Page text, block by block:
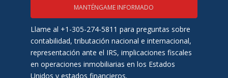
MANTÉNGAME INFORMADO
Llame al +1-305-274-5811 para preguntas sobre
contabilidad, tributación nacional e internacional,
representación ante el IRS, implicaciones fiscales
en operaciones inmobiliarias en los Estados
Unidos y estados financieros.